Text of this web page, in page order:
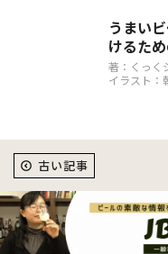
うまい
けるた
著：くっく
イラスト：
古い記事